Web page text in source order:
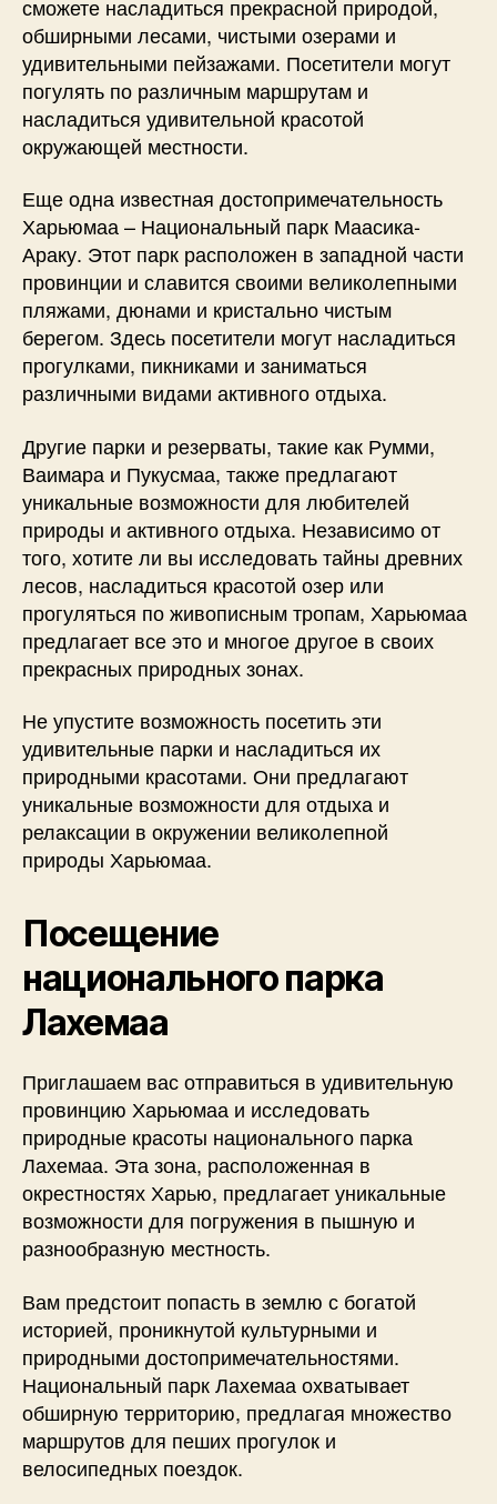
сможете насладиться прекрасной природой,
обширными лесами, чистыми озерами и
удивительными пейзажами. Посетители могут
погулять по различным маршрутам и
насладиться удивительной красотой
окружающей местности.
Еще одна известная достопримечательность
Харьюмаа – Национальный парк Маасика-
Араку. Этот парк расположен в западной части
провинции и славится своими великолепными
пляжами, дюнами и кристально чистым
берегом. Здесь посетители могут насладиться
прогулками, пикниками и заниматься
различными видами активного отдыха.
Другие парки и резерваты, такие как Румми,
Ваимара и Пукусмаа, также предлагают
уникальные возможности для любителей
природы и активного отдыха. Независимо от
того, хотите ли вы исследовать тайны древних
лесов, насладиться красотой озер или
прогуляться по живописным тропам, Харьюмаа
предлагает все это и многое другое в своих
прекрасных природных зонах.
Не упустите возможность посетить эти
удивительные парки и насладиться их
природными красотами. Они предлагают
уникальные возможности для отдыха и
релаксации в окружении великолепной
природы Харьюмаа.
Посещение
национального парка
Лахемаа
Приглашаем вас отправиться в удивительную
провинцию Харьюмаа и исследовать
природные красоты национального парка
Лахемаа. Эта зона, расположенная в
окрестностях Харью, предлагает уникальные
возможности для погружения в пышную и
разнообразную местность.
Вам предстоит попасть в землю с богатой
историей, проникнутой культурными и
природными достопримечательностями.
Национальный парк Лахемаа охватывает
обширную территорию, предлагая множество
маршрутов для пеших прогулок и
велосипедных поездок.